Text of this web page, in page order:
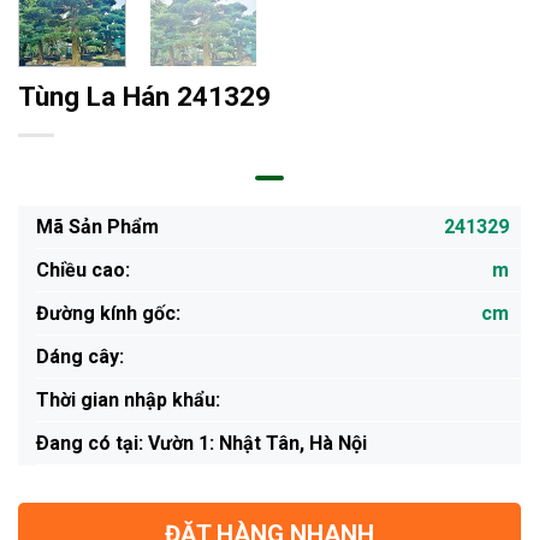
Tùng La Hán 241329
Mã Sản Phẩm
241329
Chiều cao:
m
Đường kính gốc:
cm
Dáng cây:
Thời gian nhập khẩu:
Ðang có tại: Vườn 1: Nhật Tân, Hà Nội